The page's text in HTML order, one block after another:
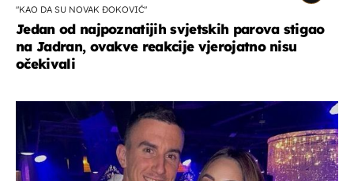
"KAO DA SU NOVAK ĐOKOVIĆ"
Jedan od najpoznatijih svjetskih parova stigao
na Jadran, ovakve reakcije vjerojatno nisu
očekivali